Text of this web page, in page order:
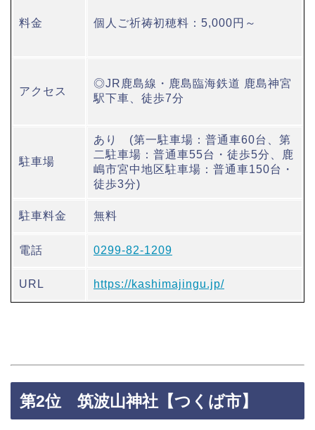
料金 個人ご祈祷初穂料：5,000円～
アクセス
◎JR鹿島線・鹿島臨海鉄道 鹿島神宮
駅下車、徒歩7分
駐車場
あり (第一駐車場：普通車60台、第
二駐車場：普通車55台・徒歩5分、鹿
嶋市宮中地区駐車場：普通車150台・
徒歩3分)
駐車料金 無料
電話 0299-82-1209
URL https://kashimajingu.jp/
第2位 筑波山神社【つくば市】